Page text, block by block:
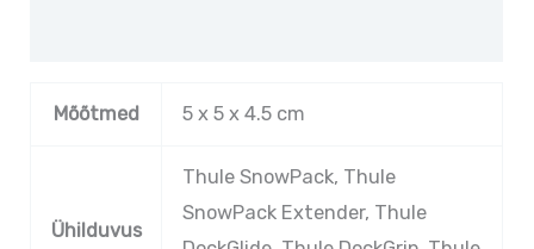
Mõõtmed 5 x 5 x 4.5 cm
Ühilduvus
Thule SnowPack, Thule
SnowPack Extender, Thule